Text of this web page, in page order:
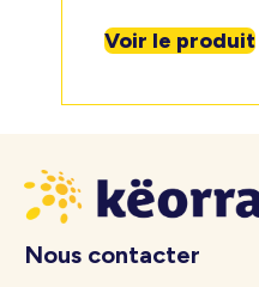
Voir le produit
Nous contacter